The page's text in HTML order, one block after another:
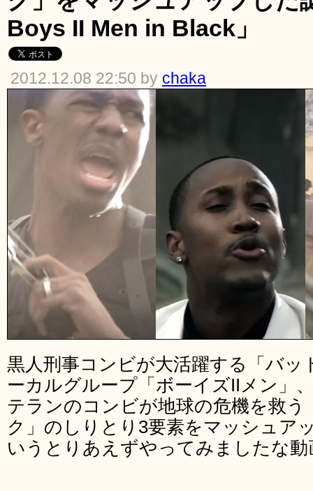
Boys II Men in Black」
2012.12.08 22:50 by chaka
黒人刑事コンビが大活躍する「バッ
ーカルグループ「ボーイズIIメン」
テランのコンビが地球の危機を救
ク」のしりとり3要素をマッシュア
いうとりあえずやってみましたな動